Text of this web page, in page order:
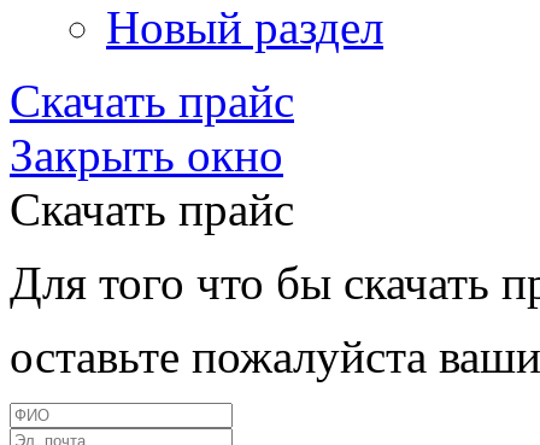
Новый раздел
Скачать прайс
Закрыть окно
Скачать прайс
Для того что бы скачать
оставьте пожалуйста